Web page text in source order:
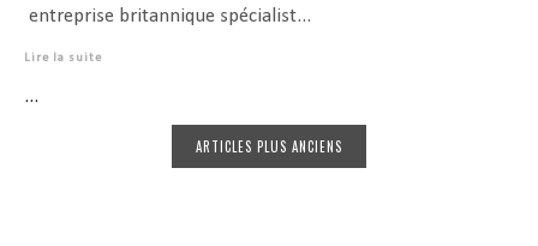
entreprise britannique spécialist...
Lire la suite
...
ARTICLES PLUS ANCIENS